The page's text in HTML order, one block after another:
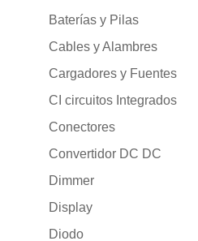
Baterías y Pilas
Cables y Alambres
Cargadores y Fuentes
CI circuitos Integrados
Conectores
Convertidor DC DC
Dimmer
Display
Diodo